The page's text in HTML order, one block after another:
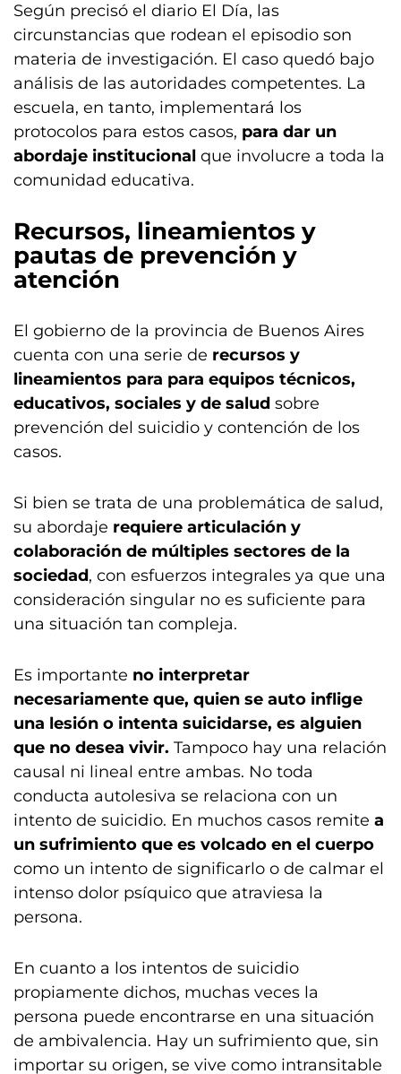
Según precisó el diario El Día, las
circunstancias que rodean el episodio son
materia de investigación. El caso quedó bajo
análisis de las autoridades competentes. La
escuela, en tanto, implementará los
protocolos para estos casos, para dar un
abordaje institucional que involucre a toda la
comunidad educativa.
Recursos, lineamientos y
pautas de prevención y
atención
El gobierno de la provincia de Buenos Aires
cuenta con una serie de recursos y
lineamientos para para equipos técnicos,
educativos, sociales y de salud sobre
prevención del suicidio y contención de los
casos.
Si bien se trata de una problemática de salud,
su abordaje requiere articulación y
colaboración de múltiples sectores de la
sociedad, con esfuerzos integrales ya que una
consideración singular no es suficiente para
una situación tan compleja.
Es importante no interpretar
necesariamente que, quien se auto inflige
una lesión o intenta suicidarse, es alguien
que no desea vivir. Tampoco hay una relación
causal ni lineal entre ambas. No toda
conducta autolesiva se relaciona con un
intento de suicidio. En muchos casos remite a
un sufrimiento que es volcado en el cuerpo
como un intento de significarlo o de calmar el
intenso dolor psíquico que atraviesa la
persona.
En cuanto a los intentos de suicidio
propiamente dichos, muchas veces la
persona puede encontrarse en una situación
de ambivalencia. Hay un sufrimiento que, sin
importar su origen, se vive como intransitable